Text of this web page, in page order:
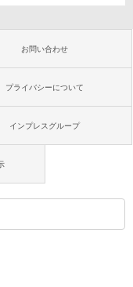
お問い合わせ
プライバシーについて
インプレスグループ